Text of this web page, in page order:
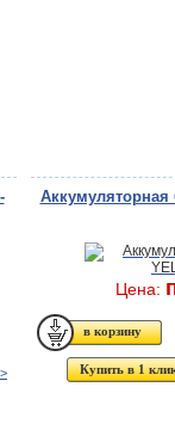
Аккумуляторная
Цена:
Купить в 1